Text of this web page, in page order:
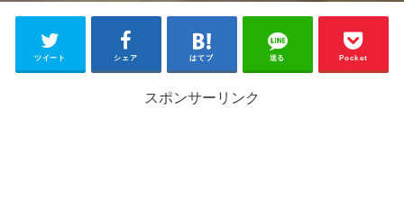
ツイート シェア はてブ 送る Pocket
スポンサーリンク